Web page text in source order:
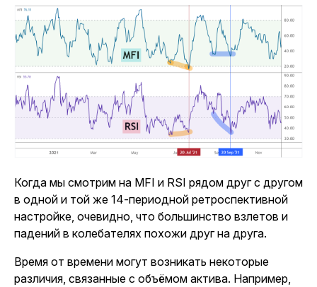
Когда мы смотрим на MFI и RSI рядом друг с другом
в одной и той же 14-периодной ретроспективной
настройке, очевидно, что большинство взлетов и
падений в колебателях похожи друг на друга.
Время от времени могут возникать некоторые
различия, связанные с объёмом актива. Например,